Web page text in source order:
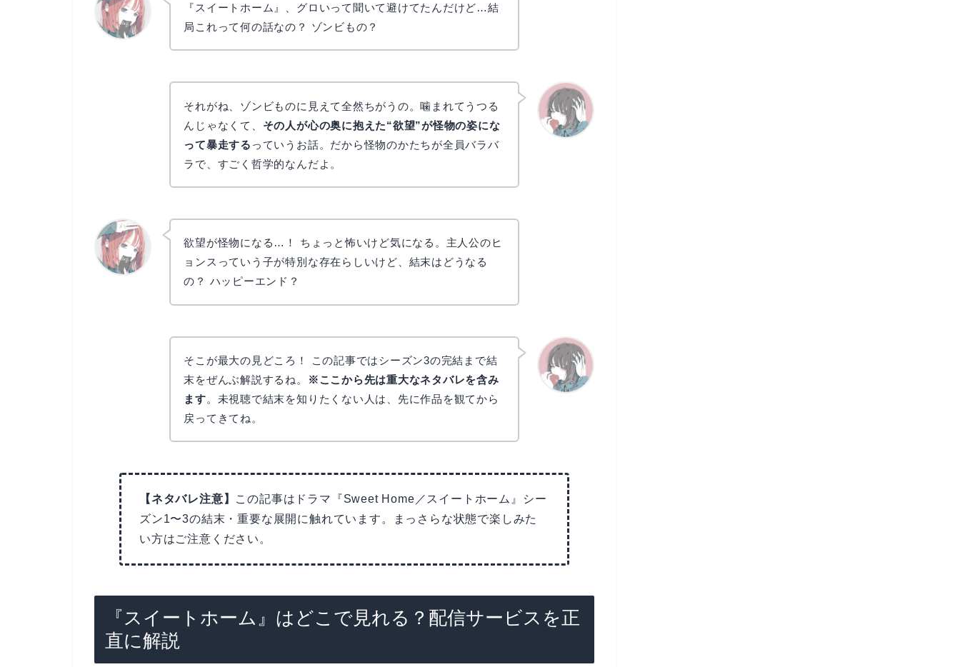
『スイートホーム』、グロいって聞いて避けてたんだけど…結
局これって何の話なの？ ゾンビもの？
それがね、ゾンビものに見えて全然ちがうの。噛まれてうつる
んじゃなくて、 その人が心の奥に抱えた“欲望”が怪物の姿にな
って暴走する っていうお話。だから怪物のかたちが全員バラバ
ラで、すごく哲学的なんだよ。
欲望が怪物になる…！ ちょっと怖いけど気になる。主人公のヒ
ョンスっていう子が特別な存在らしいけど、結末はどうなる
の？ ハッピーエンド？
そこが最大の見どころ！ この記事ではシーズン3の完結まで結
末をぜんぶ解説するね。
※ここから先は重大なネタバレを含み
ます。未視聴で結末を知りたくない人は、先に作品を観てから
戻ってきてね。
【ネタバレ注意】 この記事はドラマ『Sweet Home／スイートホーム』シー
ズン1〜3の結末・重要な展開に触れています。まっさらな状態で楽しみた
い方はご注意ください。
『スイートホーム』はどこで見れる？配信サービスを正
直に解説